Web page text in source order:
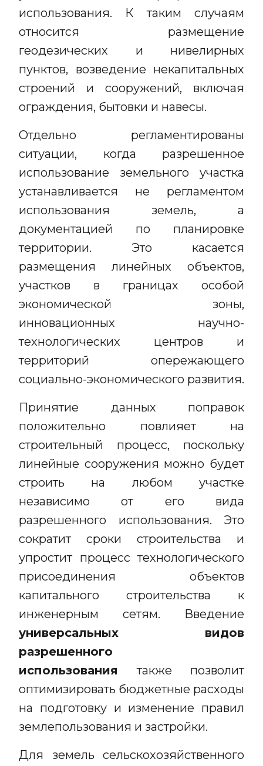
использования. К таким случаям
относится размещение
геодезических и нивелирных
пунктов, возведение некапитальных
строений и сооружений, включая
ограждения, бытовки и навесы.
Отдельно регламентированы
ситуации, когда разрешенное
использование земельного участка
устанавливается не регламентом
использования земель, а
документацией по планировке
территории. Это касается
размещения линейных объектов,
участков в границах особой
экономической зоны,
инновационных научно-
технологических центров и
территорий опережающего
социально-экономического развития.
Принятие данных поправок
положительно повлияет на
строительный процесс, поскольку
линейные сооружения можно будет
строить на любом участке
независимо от его вида
разрешенного использования. Это
сократит сроки строительства и
упростит процесс технологического
присоединения объектов
капитального строительства к
инженерным сетям. Введение
универсальных видов
разрешенного
использованиятакже позволит
оптимизировать бюджетные расходы
на подготовку и изменение правил
землепользования и застройки.
Для земель сельскохозяйственного